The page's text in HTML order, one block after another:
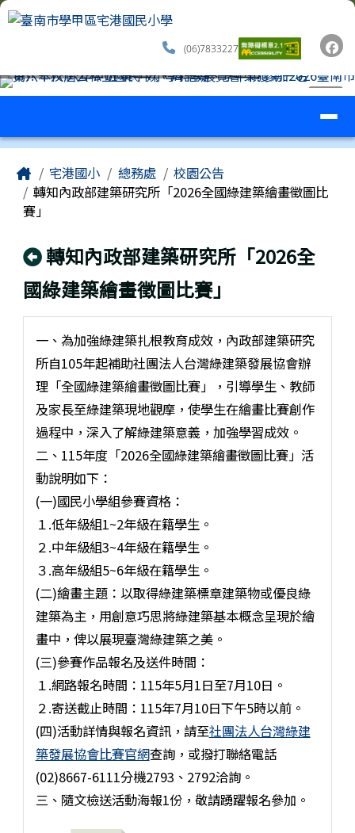
跳至主內容區
臺南市學甲區宅港國民小學
(06)7833227
工具列
Home宅港國小 總務處
校園公告
轉知內政部建築研究所「2026全國綠建築繪畫徵圖比
賽」
回上頁
轉知內政部建築研究所「2026全
國綠建築繪畫徵圖比賽」
一、為加強綠建築扎根教育成效，內政部建築研究
所自105年起補助社團法人台灣綠建築發展協會辦
理「全國綠建築繪畫徵圖比賽」，引導學生、教師
及家長至綠建築現地觀摩，使學生在繪畫比賽創作
過程中，深入了解綠建築意義，加強學習成效。
二、115年度「2026全國綠建築繪畫徵圖比賽」活
動說明如下：
(一)國民小學組參賽資格：
１.低年級組1~2年級在籍學生。
２.中年級組3~4年級在籍學生。
３.高年級組5~6年級在籍學生。
(二)繪畫主題：以取得綠建築標章建築物或優良綠
建築為主，用創意巧思將綠建築基本概念呈現於繪
畫中，俾以展現臺灣綠建築之美。
(三)參賽作品報名及送件時間：
１.網路報名時間：115年5月1日至7月10日。
２.寄送截止時間：115年7月10日下午5時以前。
(四)活動詳情與報名資訊，請至社團法人台灣綠建
築發展協會比賽官網查詢，或撥打聯絡電話
(02)8667-6111分機2793、2792洽詢。
三、隨文檢送活動海報1份，敬請踴躍報名參加。